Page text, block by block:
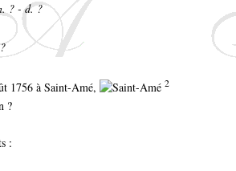
? - d. ?
1756 à Saint-Amé, 2
?
: